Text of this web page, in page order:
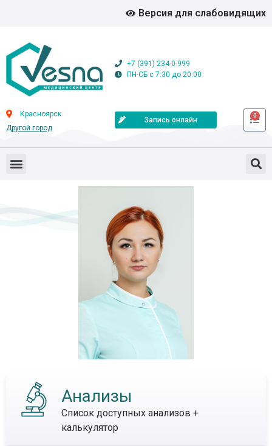
Версия для слабовидящих
+7 (391) 234-0-999
ПН-СБ с 7:30 до 20:00
Красноярск
Другой город
Запись онлайн
0
Анализы
Список доступных анализов +
калькулятор